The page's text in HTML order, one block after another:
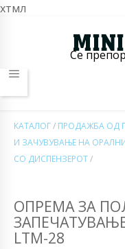
хтмл
Се
КАТАЛОГ/ ПРОДАЖБА ОД
И ЗАЧУВУВАЊЕ НА
СО ДИСПЕНЗЕРОТ/
ОПРЕМА ЗА
LTM-28